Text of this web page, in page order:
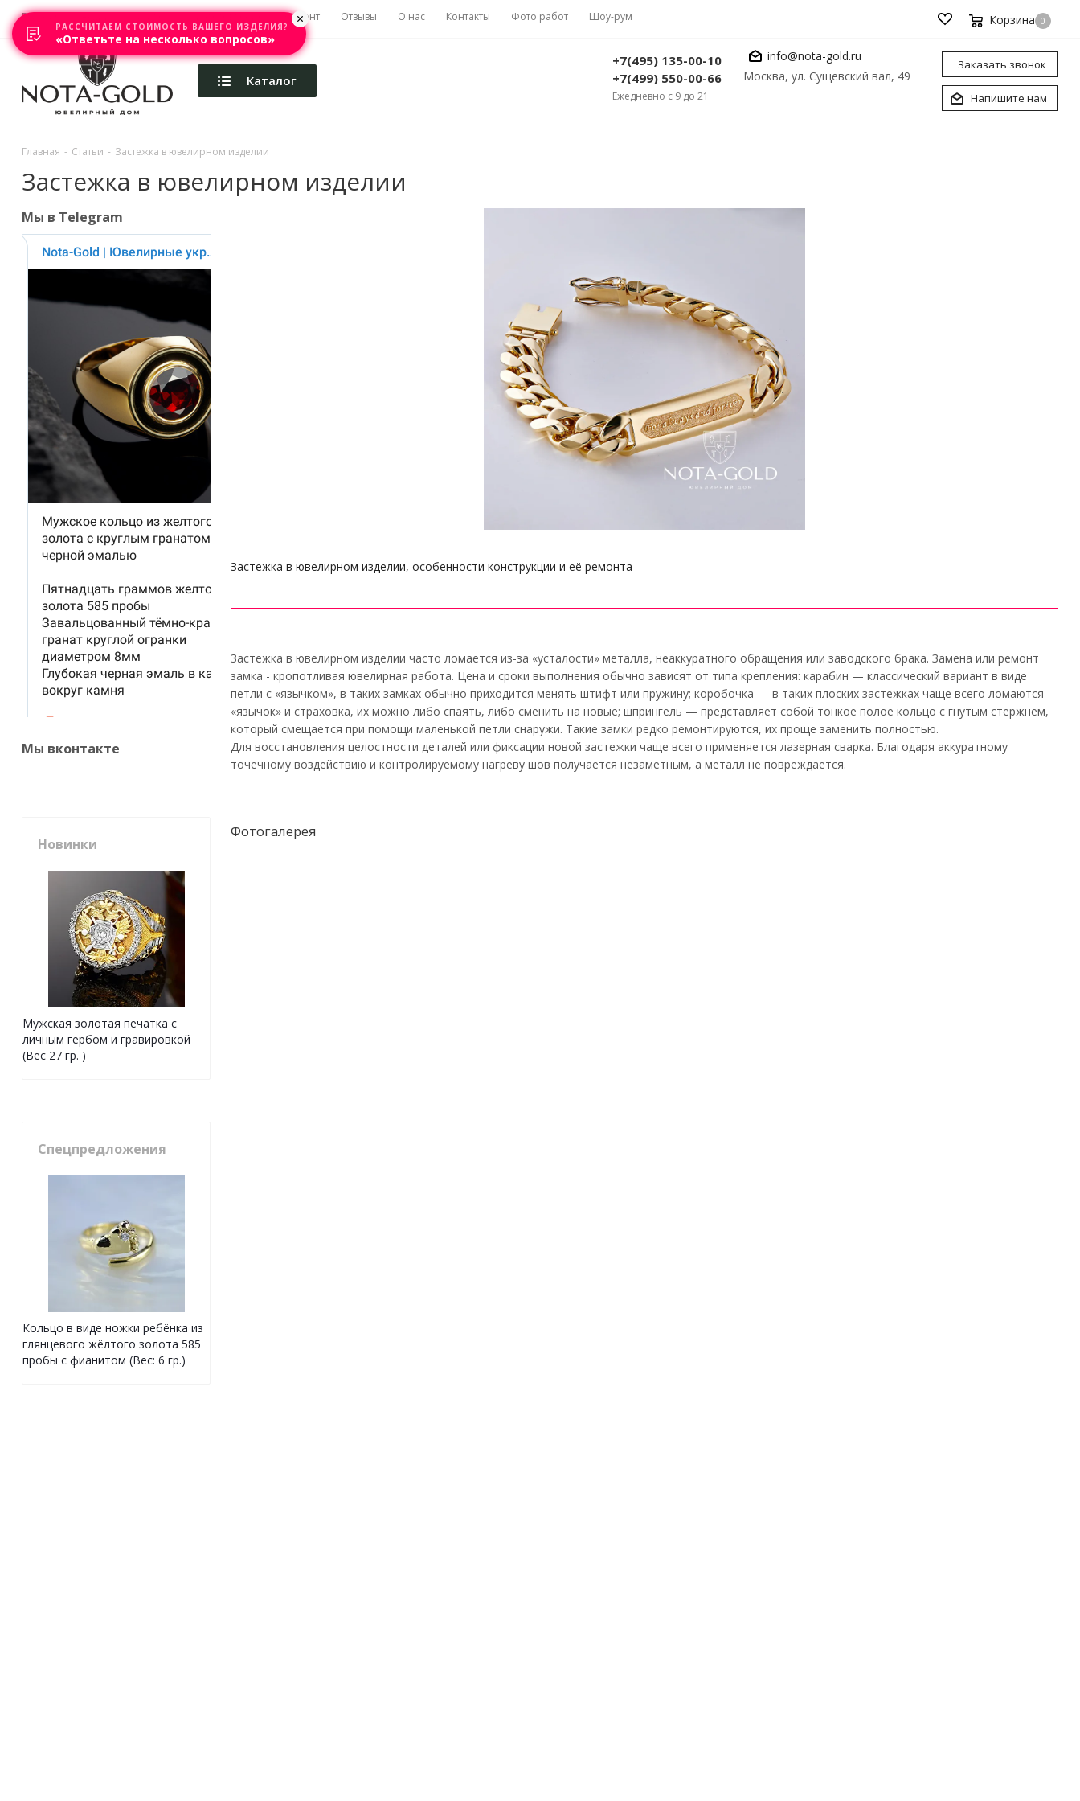
Главная Акции Каталоги Изготовление Ремонт Отзывы О нас Контакты Фото работ Шоу-рум Корзина 0
Каталог
+7(495) 135-00-10
+7(499) 550-00-66
Ежедневно с 9 до 21
info@nota-gold.ru
Москва, ул. Сущевский вал, 49
Заказать звонок
Напишите нам
Главная - Статьи - Застежка в ювелирном изделии
Застежка в ювелирном изделии
Застежка в ювелирном изделии, особенности конструкции и её ремонта
Застежка в ювелирном изделии часто ломается из-за «усталости» металла, неаккуратного обращения или заводского брака. Замена или ремонт
замка - кропотливая ювелирная работа. Цена и сроки выполнения обычно зависят от типа крепления: карабин — классический вариант в виде
петли с «язычком», в таких замках обычно приходится менять штифт или пружину; коробочка — в таких плоских застежках чаще всего ломаются
«язычок» и страховка, их можно либо спаять, либо сменить на новые; шпрингель — представляет собой тонкое полое кольцо с гнутым стержнем,
который смещается при помощи маленькой петли снаружи. Такие замки редко ремонтируются, их проще заменить полностью.
Для восстановления целостности деталей или фиксации новой застежки чаще всего применяется лазерная сварка. Благодаря аккуратному
точечному воздействию и контролируемому нагреву шов получается незаметным, а металл не повреждается.
Фотогалерея
Мы в Telegram
Мы вконтакте
Новинки
Мужская золотая печатка с
личным гербом и гравировкой
(Вес 27 гр. )
Спецпредложения
Кольцо в виде ножки ребёнка из
глянцевого жёлтого золота 585
пробы с фианитом (Вес: 6 гр.)
РАССЧИТАЕМ СТОИМОСТЬ ВАШЕГО ИЗДЕЛИЯ?
«Ответьте на несколько вопросов»